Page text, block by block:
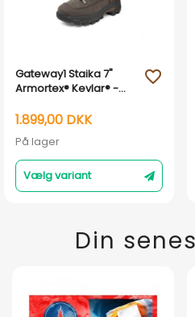
Gateway1 Staika 7"
Armortex® Kevlar® -
forstærkning
1.899,00 DKK
På lager
Vælg variant
favorite_outline
Din